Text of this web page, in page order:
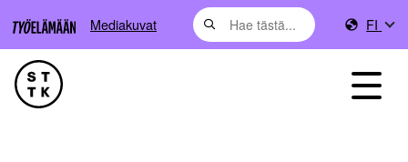
Mediakuvat FI